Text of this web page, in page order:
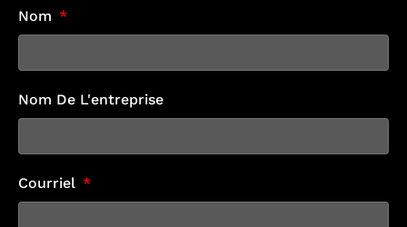
Nom
Nom De L'entreprise
Courriel